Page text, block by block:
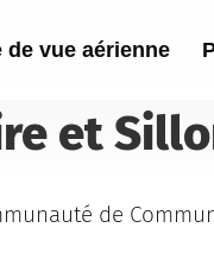
de vue aérienne
et
de